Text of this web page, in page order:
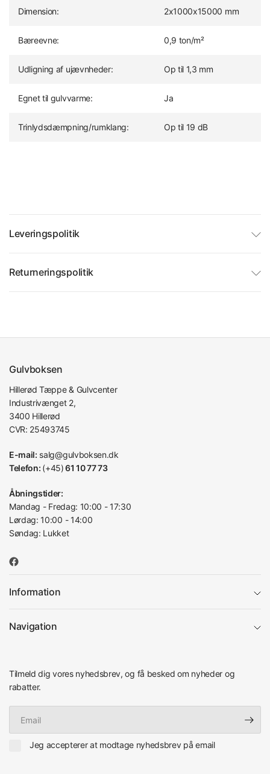
Dimension: 2x1000x15000 mm
Bæreevne: 0,9 ton/m²
Udligning af ujævnheder: Op til 1,3 mm
Egnet til gulvvarme: Ja
Trinlydsdæmpning/rumklang: Op til 19 dB
Leveringspolitik
Returneringspolitik
Gulvboksen
Hillerød Tæppe & Gulvcenter
Industrivænget 2,
3400 Hillerød
CVR: 25493745
E-mail: salg@gulvboksen.dk
Telefon: (+45)61 10 77 73
Åbningstider:
Mandag - Fredag: 10:00 - 17:30
Lørdag: 10:00 - 14:00
Søndag: Lukket
Information
Navigation
Tilmeld dig vores nyhedsbrev, og få besked om nyheder og
rabatter.
Jeg accepterer at modtage nyhedsbrev på email